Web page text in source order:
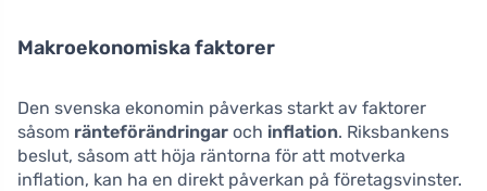
Makroekonomiska faktorer
Den svenska ekonomin påverkas starkt av faktorer
såsom ränteförändringar och inflation. Riksbankens
beslut, såsom att höja räntorna för att motverka
inflation, kan ha en direkt påverkan på företagsvinster.